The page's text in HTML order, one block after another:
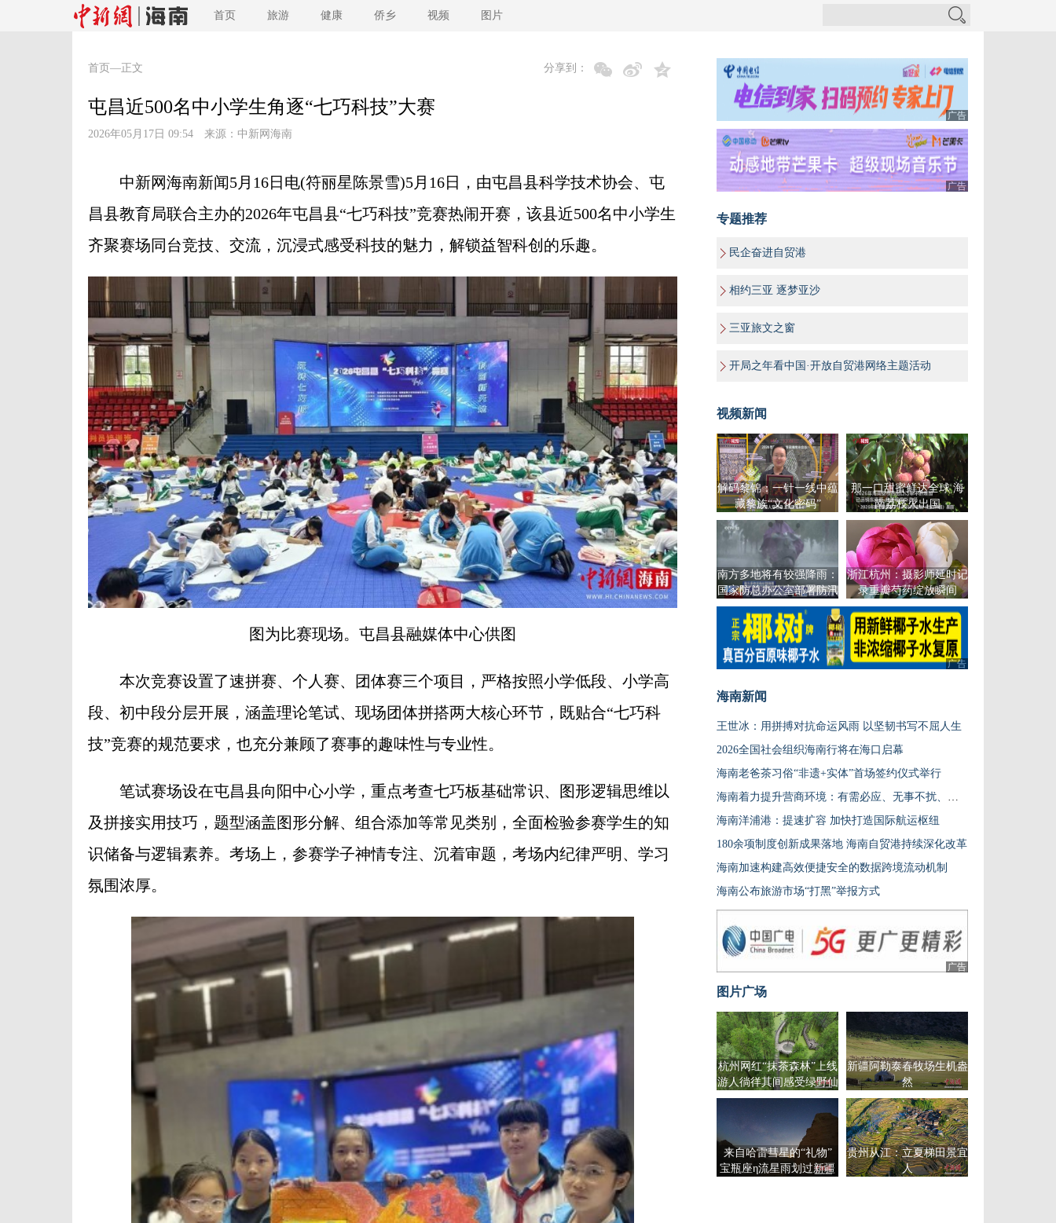
首页 旅游 健康 侨乡 视频 图片
首页 —正文 分享到：
屯昌近500名中小学生角逐“七巧科技”大赛
2026年05月17日 09:54 来源： 中新网海南
中新网海南新闻5月16日电(符丽星陈景雪)5月16日，由屯昌县科学技术协会、屯
昌县教育局联合主办的2026年屯昌县“七巧科技”竞赛热闹开赛，该县近500名中小学生
齐聚赛场同台竞技、交流，沉浸式感受科技的魅力，解锁益智科创的乐趣。
图为比赛现场。屯昌县融媒体中心供图
本次竞赛设置了速拼赛、个人赛、团体赛三个项目，严格按照小学低段、小学高
段、初中段分层开展，涵盖理论笔试、现场团体拼搭两大核心环节，既贴合“七巧科
技”竞赛的规范要求，也充分兼顾了赛事的趣味性与专业性。
笔试赛场设在屯昌县向阳中心小学，重点考查七巧板基础常识、图形逻辑思维以
及拼接实用技巧，题型涵盖图形分解、组合添加等常见类别，全面检验参赛学生的知
识储备与逻辑素养。考场上，参赛学子神情专注、沉着审题，考场内纪律严明、学习
氛围浓厚。
广告
广告
专题推荐
民企奋进自贸港
相约三亚 逐梦亚沙
三亚旅文之窗
开局之年看中国·开放自贸港网络主题活动
视频新闻
解码黎锦：一针一线中蕴
藏黎族“文化密码”
那一口甜蜜鲜达全球 海
南荔枝火出国
南方多地将有较强降雨：
国家防总办公室部署防汛
工作
浙江杭州：摄影师延时记
录重瓣芍药绽放瞬间
广告
海南新闻
王世冰：用拼搏对抗命运风雨 以坚韧书写不屈人生
2026全国社会组织海南行将在海口启幕
海南老爸茶习俗“非遗+实体”首场签约仪式举行
海南着力提升营商环境：有需必应、无事不扰、有诺必践
海南洋浦港：提速扩容 加快打造国际航运枢纽
180余项制度创新成果落地 海南自贸港持续深化改革
海南加速构建高效便捷安全的数据跨境流动机制
海南公布旅游市场“打黑”举报方式
广告
图片广场
杭州网红“抹茶森林”上线
游人徜徉其间感受绿野仙
踪
新疆阿勒泰春牧场生机盎
然
来自哈雷彗星的“礼物”
宝瓶座η流星雨划过新疆
贵州从江：立夏梯田景宜
人